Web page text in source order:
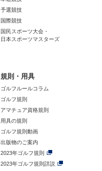
予選競技
国際競技
国民スポーツ大会・
日本スポーツマスターズ
規則・用具
ゴルフルールコラム
ゴルフ規則
アマチュア資格規則
用具の規則
ゴルフ規則動画
出版物のご案内
2023年ゴルフ規則
2023年ゴルフ規則詳説